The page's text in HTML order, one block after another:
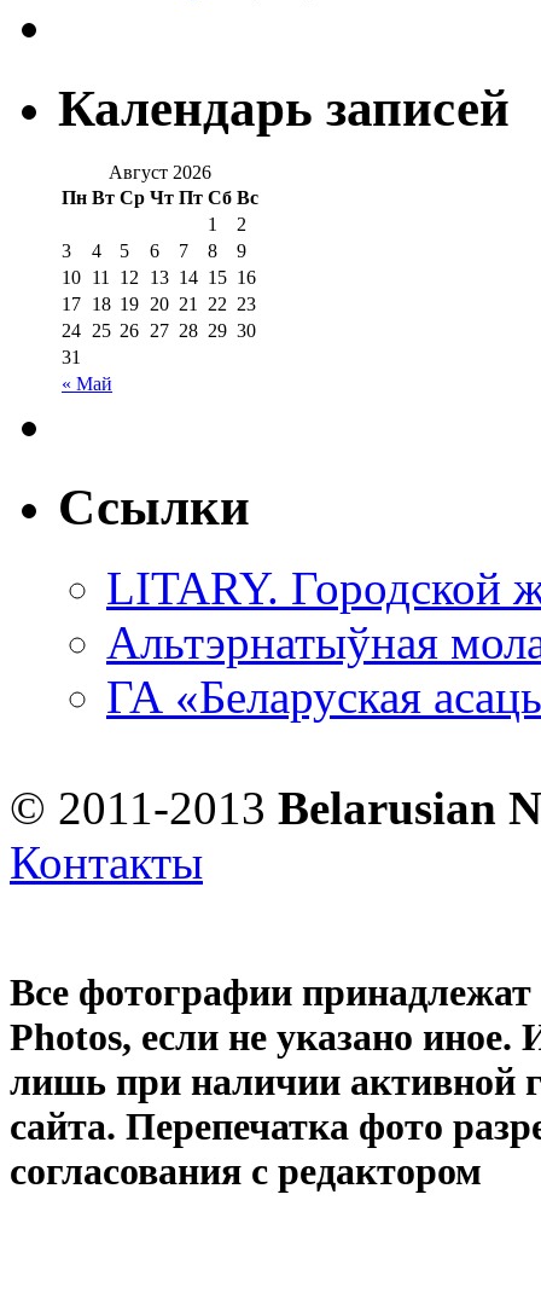
Календарь записей
Август 2026
Пн Вт Ср Чт Пт Сб Вс
« Май
1
2
3
4 5 6 7 8
9
10 11 12 13 14 15 16
17 18 19 20 21 22 23
24 25 26 27 28 29 30
31
Ссылки
LITARY. Городской
Альтэрнатыўная
ГА «Беларуская
© 2011-2013 Belarusian
Контакты
Все фотографии
Photos, если не указано иное.
лишь при наличии активной
сайта. Перепечатка фото
согласования с редактором